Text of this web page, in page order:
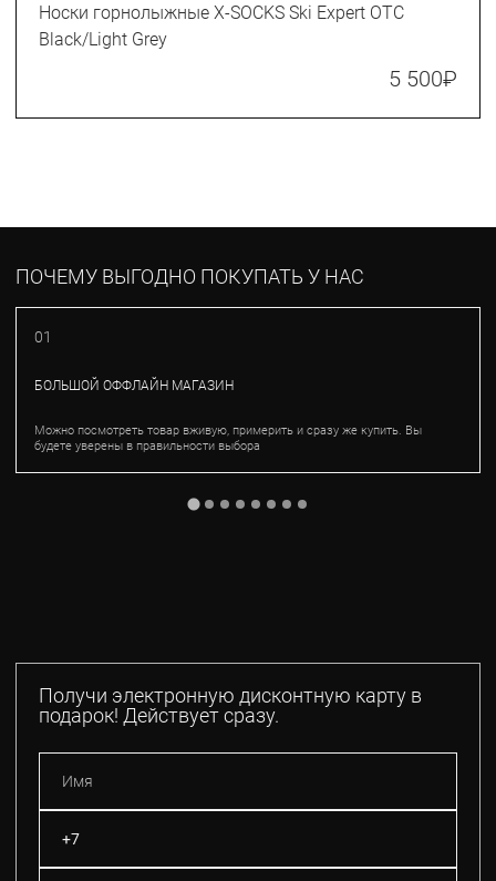
Носки горнолыжные X-SOCKS Ski Expert OTC
Black/Light Grey
5 500₽
ПОЧЕМУ ВЫГОДНО ПОКУПАТЬ У НАС
01
БОЛЬШОЙ ОФФЛАЙН МАГАЗИН
Можно посмотреть товар вживую, примерить и сразу же купить. Вы
будете уверены в правильности выбора
Получи электронную дисконтную карту в
подарок! Действует сразу.